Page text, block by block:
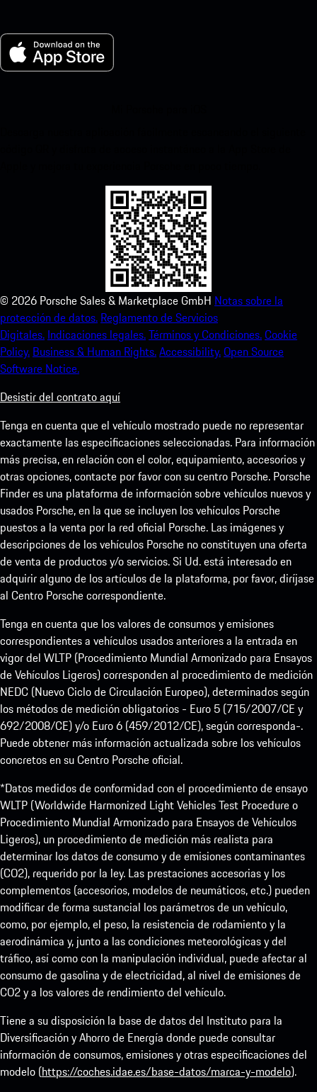
© 2026 Porsche Sales & Marketplace GmbH Notas sobre la
protección de datos. Reglamento de Servicios
Digitales. Indicaciones legales.Términos y Condiciones.Cookie
Policy. Business & Human Rights.Accessibility.Open Source
Software Notice.
Desistir del contrato aquí
Tenga en cuenta que el vehículo mostrado puede no representar
exactamente las especificaciones seleccionadas. Para información
más precisa, en relación con el color, equipamiento, accesorios y
otras opciones, contacte por favor con su centro Porsche. Porsche
Finder es una plataforma de información sobre vehículos nuevos y
usados Porsche, en la que se incluyen los vehículos Porsche
puestos a la venta por la red oficial Porsche. Las imágenes y
descripciones de los vehículos Porsche no constituyen una oferta
de venta de productos y/o servicios. Si Ud. está interesado en
adquirir alguno de los artículos de la plataforma, por favor, diríjase
al Centro Porsche correspondiente.
Tenga en cuenta que los valores de consumos y emisiones
correspondientes a vehículos usados anteriores a la entrada en
vigor del WLTP (Procedimiento Mundial Armonizado para Ensayos
de Vehículos Ligeros) corresponden al procedimiento de medición
NEDC (Nuevo Ciclo de Circulación Europeo), determinados según
los métodos de medición obligatorios - Euro 5 (715/2007/CE y
692/2008/CE) y/o Euro 6 (459/2012/CE), según corresponda-.
Puede obtener más información actualizada sobre los vehículos
concretos en su Centro Porsche oficial.
*Datos medidos de conformidad con el procedimiento de ensayo
WLTP (Worldwide Harmonized Light Vehicles Test Procedure o
Procedimiento Mundial Armonizado para Ensayos de Vehículos
Ligeros), un procedimiento de medición más realista para
determinar los datos de consumo y de emisiones contaminantes
(CO2), requerido por la ley. Las prestaciones accesorias y los
complementos (accesorios, modelos de neumáticos, etc.) pueden
modificar de forma sustancial los parámetros de un vehículo,
como, por ejemplo, el peso, la resistencia de rodamiento y la
aerodinámica y, junto a las condiciones meteorológicas y del
tráfico, así como con la manipulación individual, puede afectar al
consumo de gasolina y de electricidad, al nivel de emisiones de
CO2 y a los valores de rendimiento del vehículo.
Tiene a su disposición la base de datos del Instituto para la
Diversificación y Ahorro de Energía donde puede consultar
información de consumos, emisiones y otras especificaciones del
modelo (https://coches.idae.es/base-datos/marca-y-modelo).